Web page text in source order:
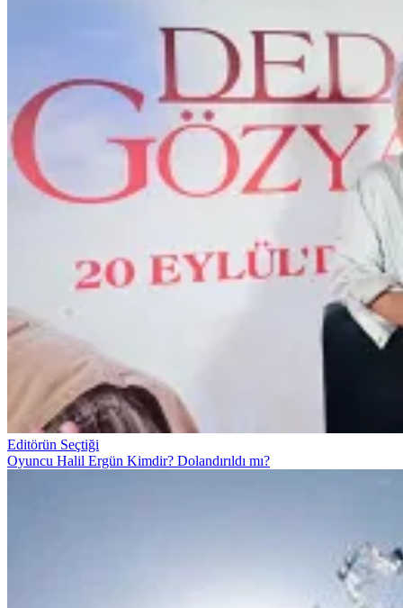
Editörün Seçtiği
Oyuncu Halil Ergün Kimdir? Dolandırıldı mı?